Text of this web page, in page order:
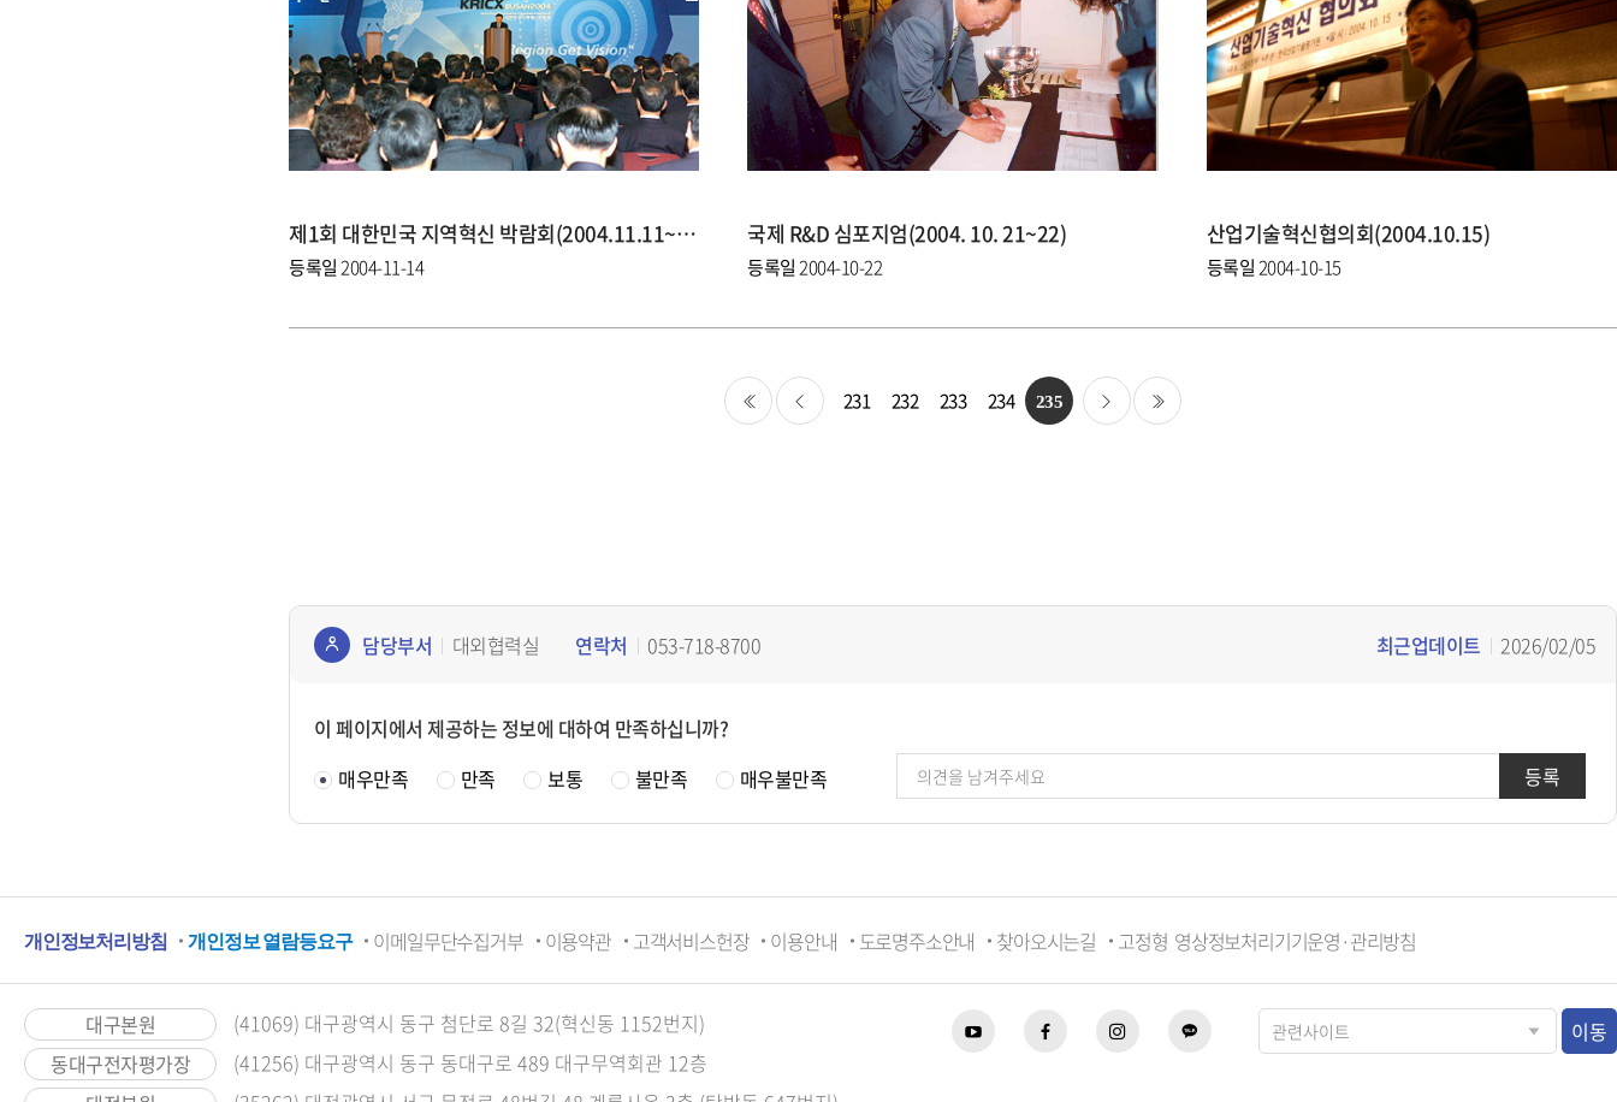
제1회 대한민국 지역혁신 박람회(2004.11.11~14)
등록일2004-11-14
국제 R&D 심포지엄(2004. 10. 21~22)
등록일2004-10-22
산업기술혁신협의회(2004.10.15)
등록일2004-10-15
231 232 233 234 235
츠
정보
책임
담당부서 대외협력실 연락처 053-718-8700 최근업데이트 2026/02/05
이 페이지에서 제공하는 정보에 대하여 만족하십니까?
매우만족
만족 보통 불만족 매우불만족 등록
메
뉴
개인정보처리방침 개인정보 열람등요구 이메일무단수집거부 이용약관 고객서비스헌장 이용안내 도로명주소안내 찾아오시는길 고정형 영상정보처리기기운영·관리방침
대구본원
(41069) 대구광역시 동구 첨단로 8길 32(혁신동 1152번지)
동대구전자평가장
(41256) 대구광역시 동구 동대구로 489 대구무역회관 12층
이동